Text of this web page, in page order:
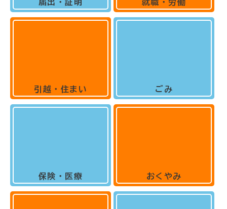
届出・証明
引越・住まい
保険・医療
就職・労働
ごみ
おくやみ